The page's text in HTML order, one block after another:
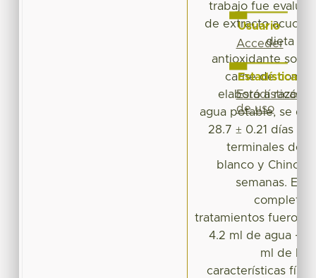
trabajo fue
de extracto acuoso
dieta de
antioxidante
carne de
elaboró a razón
agua potable, se
28.7 ± 0.21 días
terminales de
blanco y
semanas. El
tratamientos fueron
4.2 ml de agua +
ml de
características
Usuario
Acceder
Estadísticas
Estadísticas
de uso